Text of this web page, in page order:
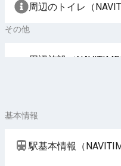
周辺のトイレ（
その他
周辺施設（NAVITIME
基本情報
駅基本情報（